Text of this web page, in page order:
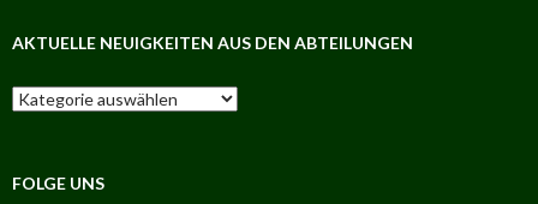
AKTUELLE NEUIGKEITEN AUS DEN ABTEILUNGEN
Aktuelle
Neuigkeiten
Abteilungen
FOLGE UNS